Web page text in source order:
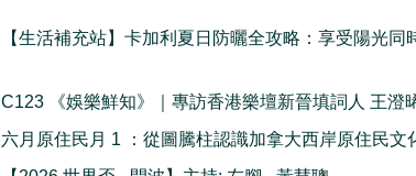
【生活補充站】卡加利夏日防曬全攻略：享受陽光同
C123 《娛樂鮮知》｜專訪香港樂壇新晉填詞人 王澄
六月原住民月 1 ：從圖騰柱認識加拿大西岸原住民文